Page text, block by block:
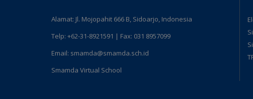
Alamat: Jl. Mojopahit 666 B, Sidoarjo, Indonesia
Telp: +62-31-8921591 | Fax: 031 8957099
Email: smamda@smamda.sch.id
Smamda Virtual School